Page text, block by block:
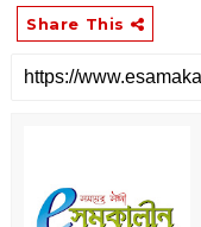
Share This